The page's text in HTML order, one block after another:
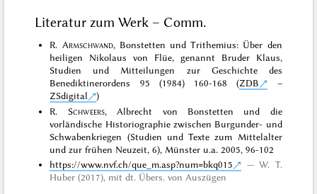
Literatur zum Werk – Comm.
R. Armschwand, Bonstetten und Trithemius: Über den
heiligen Nikolaus von Flüe, genannt Bruder Klaus,
Studien und Mitteilungen zur Geschichte des
Benediktinerordens 95 (1984) 160-168 (ZDB
–
ZSdigital
)
R. Schweers, Albrecht von Bonstetten und die
vorländische Historiographie zwischen Burgunder- und
Schwabenkriegen (Studien und Texte zum Mittelalter
und zur frühen Neuzeit, 6), Münster u.a. 2005, 96-102
https://www.nvf.ch/que_m.asp?num=bkq015
W. T.
Huber (2017), mit dt. Übers. von Auszügen